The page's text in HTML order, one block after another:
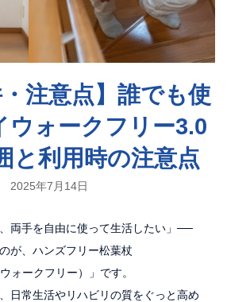
お問い合わせ
・注意点】誰でも使
ウォークフリー3.0
と利用時の注意点
2025年7月14日
、両手を自由に使って生活したい」──
が、ハンズフリー松葉杖
ォークフリー）」です。
日常生活やリハビリの質をぐっと高め